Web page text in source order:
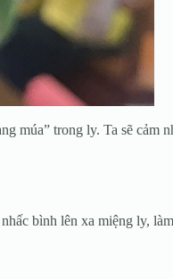
múa” trong ly. Ta sẽ cảm
bình lên xa miệng ly,